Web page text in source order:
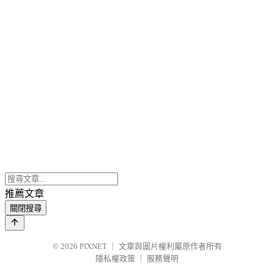
推薦文章
關閉搜尋
© 2026 PIXNET
文章與圖片權利屬原作者所有
隱私權政策
服務聲明